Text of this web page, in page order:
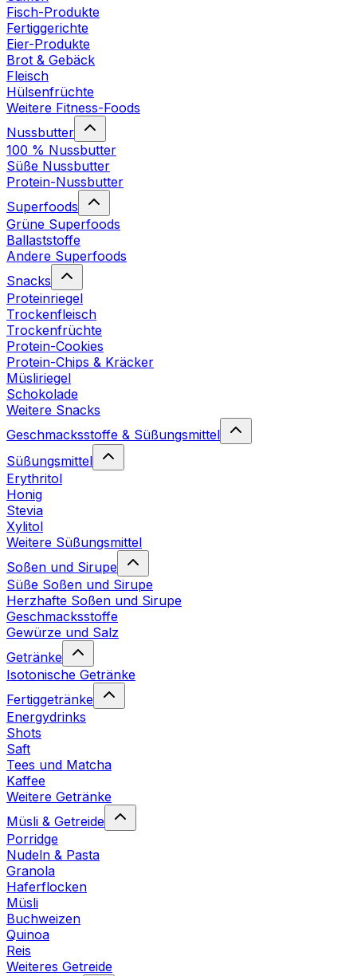
Fisch-Produkte
Fertiggerichte
Eier-Produkte
Brot & Gebäck
Fleisch
Hülsenfrüchte
Weitere Fitness-Foods
Nussbutter
100 % Nussbutter
Süße Nussbutter
Protein-Nussbutter
Superfoods
Grüne Superfoods
Ballaststoffe
Andere Superfoods
Snacks
Proteinriegel
Trockenfleisch
Trockenfrüchte
Protein-Cookies
Protein-Chips & Kräcker
Müsliriegel
Schokolade
Weitere Snacks
Geschmacksstoffe & Süßungsmittel
Süßungsmittel
Erythritol
Honig
Stevia
Xylitol
Weitere Süßungsmittel
Soßen und Sirupe
Süße Soßen und Sirupe
Herzhafte Soßen und Sirupe
Geschmacksstoffe
Gewürze und Salz
Getränke
Isotonische Getränke
Fertiggetränke
Energydrinks
Shots
Saft
Tees und Matcha
Kaffee
Weitere Getränke
Müsli & Getreide
Porridge
Nudeln & Pasta
Granola
Haferflocken
Müsli
Buchweizen
Quinoa
Reis
Weiteres Getreide